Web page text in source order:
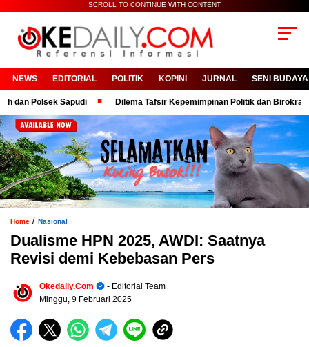
SCROLL TO CONTINUE WITH CONTENT
NEWS EDITORIAL POLITIK KOPINI JURNAL SENI BUDAYA
Sapudi Dilema Tafsir Kepemimpinan Politik dan Birokrasi
Home / Nasional
Dualisme HPN 2025, AWDI: Saatnya
Revisi demi Kebebasan Pers
Okedaily.com
- Editorial Team
Minggu, 9 Februari 2025